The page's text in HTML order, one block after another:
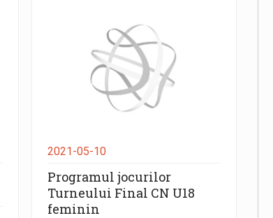
2021-05-10
Programul jocurilor
Turneului Final CN U18
feminin